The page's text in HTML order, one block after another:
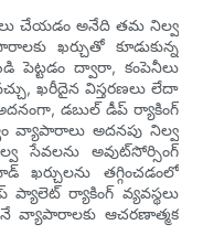
చేయడం అనేది తమ నిల్వ
ఖర్చుతో కూడుకున్న
పెట్టడం ద్వారా, కంపెనీలు
ఖరీదైన విస్తరణలు లేదా
డబుల్ డీప్ ర్యాకింగ్
వ్యాపారాలు అదనపు నిల్వ
సేవలను అవుట్‌సోర్సింగ్
తగ్గించడంలో
ర్యాకింగ్ వ్యవస్థలు
వ్యాపారాలకు ఆచరణాత్మక